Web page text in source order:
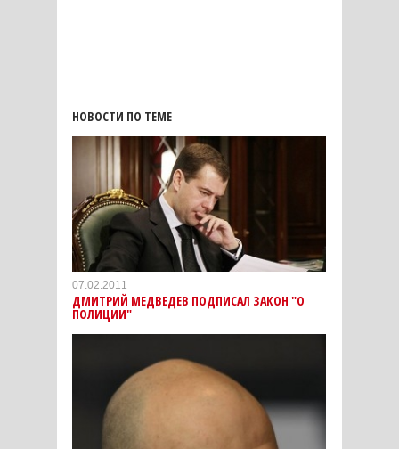
НОВОСТИ ПО ТЕМЕ
07.02.2011
ДМИТРИЙ МЕДВЕДЕВ ПОДПИСАЛ ЗАКОН "О
ПОЛИЦИИ"